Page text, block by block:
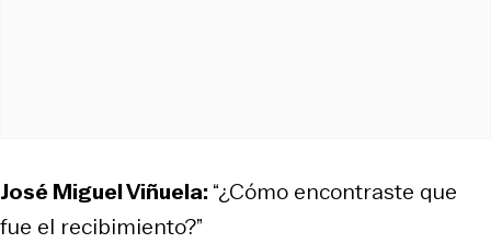
José Miguel Viñuela:“¿Cómo encontraste que
fue el recibimiento?”